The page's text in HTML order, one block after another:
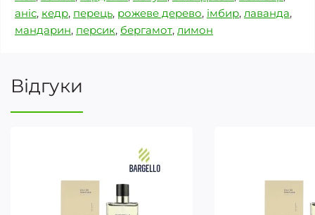
аніс, кедр, перець, рожеве дерево, імбир, лаванда,
мандарин, персик, бергамот, лимон
Відгуки